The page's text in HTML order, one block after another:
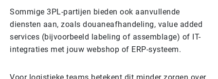
Sommige 3PL-partijen bieden ook aanvullende
diensten aan, zoals douaneafhandeling, value added
services (bijvoorbeeld labeling of assemblage) of IT-
integraties met jouw webshop of ERP-systeem.